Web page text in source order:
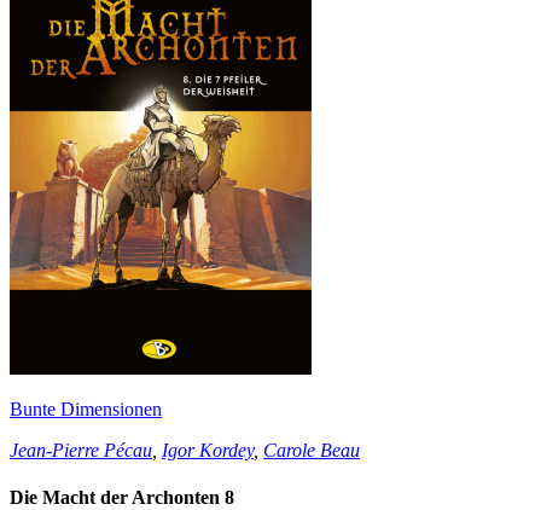
Bunte Dimensionen
Jean-Pierre Pécau Igor Kordey, Carole Beau
Die Macht der Archonten 8